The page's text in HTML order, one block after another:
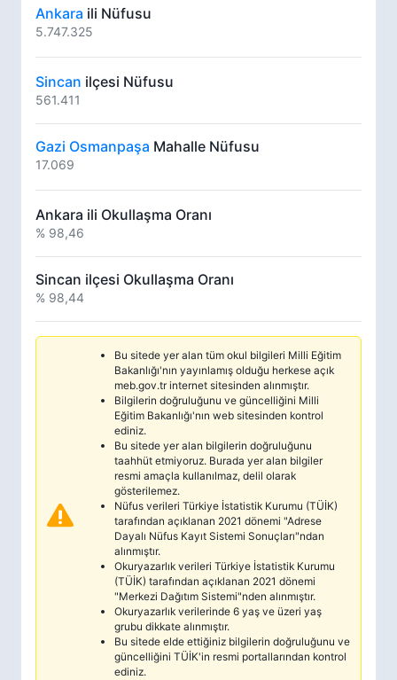
Ankara ili Nüfusu
5.747.325
Sincan ilçesi Nüfusu
561.411
Gazi Osmanpaşa Mahalle Nüfusu
17.069
Ankara ili Okullaşma Oranı
% 98,46
Sincan ilçesi Okullaşma Oranı
% 98,44
Bu sitede yer alan tüm okul bilgileri Milli Eğitim
Bakanlığı'nın yayınlamış olduğu herkese açık
meb.gov.tr internet sitesinden alınmıştır.
Bilgilerin doğruluğunu ve güncelliğini Milli
Eğitim Bakanlığı'nın web sitesinden kontrol
ediniz.
Bu sitede yer alan bilgilerin doğruluğunu
taahhüt etmiyoruz. Burada yer alan bilgiler
resmi amaçla kullanılmaz, delil olarak
gösterilemez.
Nüfus verileri Türkiye İstatistik Kurumu (TÜİK)
tarafından açıklanan 2021 dönemi "Adrese
Dayalı Nüfus Kayıt Sistemi Sonuçları"ndan
alınmıştır.
Okuryazarlık verileri Türkiye İstatistik Kurumu
(TÜİK) tarafından açıklanan 2021 dönemi
"Merkezi Dağıtım Sistemi"nden alınmıştır.
Okuryazarlık verilerinde 6 yaş ve üzeri yaş
grubu dikkate alınmıştır.
Bu sitede elde ettiğiniz bilgilerin doğruluğunu ve
güncelliğini TÜİK'in resmi portallarından kontrol
ediniz.